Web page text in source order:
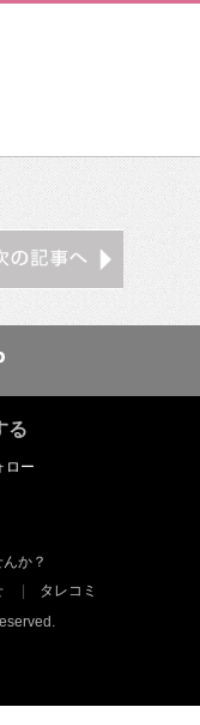
る
か？
タレコミ